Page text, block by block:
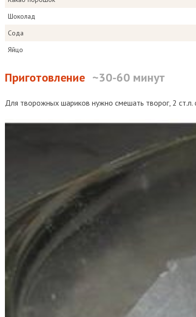
Шоколад
Сода
Яйцо
Приготовление ~30-60 минут
Для творожных шариков нужно смешать творог, 2 ст.л.